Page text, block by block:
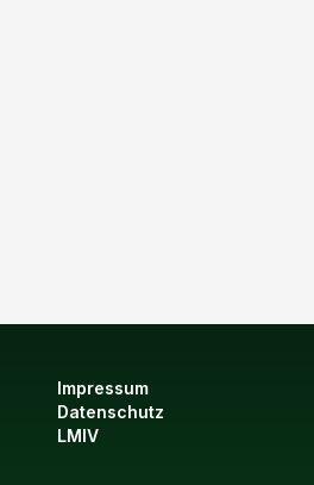
Impressum
Datenschutz
LMIV